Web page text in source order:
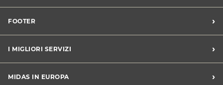
Blog dell'automobilista
Lavora con noi
Chi siamo
FOOTER ›
Apri un centro in franchising
CONDIZIONI PROMOZIONI
Sconti Convenzioni
I MIGLIORI SERVIZI ›
Revisione
MIDAS IN EUROPA ›